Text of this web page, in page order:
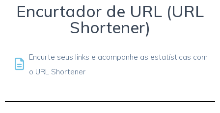
Encurtador de URL (URL
Shortener)
Encurte seus links e acompanhe as estatísticas com
o URL Shortener